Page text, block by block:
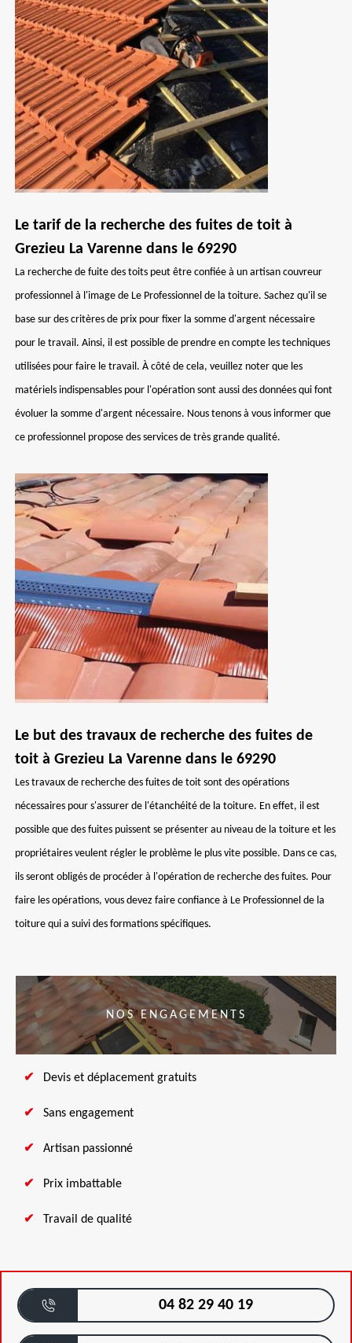
Le tarif de la recherche des fuites de toit à
Grezieu La Varenne dans le 69290
La recherche de fuite des toits peut être confiée à un artisan couvreur
professionnel à l'image de Le Professionnel de la toiture. Sachez qu'il se
base sur des critères de prix pour fixer la somme d'argent nécessaire
pour le travail. Ainsi, il est possible de prendre en compte les techniques
utilisées pour faire le travail. À côté de cela, veuillez noter que les
matériels indispensables pour l'opération sont aussi des données qui font
évoluer la somme d'argent nécessaire. Nous tenons à vous informer que
ce professionnel propose des services de très grande qualité.
Le but des travaux de recherche des fuites de
toit à Grezieu La Varenne dans le 69290
Les travaux de recherche des fuites de toit sont des opérations
nécessaires pour s'assurer de l'étanchéité de la toiture. En effet, il est
possible que des fuites puissent se présenter au niveau de la toiture et les
propriétaires veulent régler le problème le plus vite possible. Dans ce cas,
ils seront obligés de procéder à l'opération de recherche des fuites. Pour
faire les opérations, vous devez faire confiance à Le Professionnel de la
toiture qui a suivi des formations spécifiques.
NOS ENGAGEMENTS
Devis et déplacement gratuits
Sans engagement
Artisan passionné
Prix imbattable
Travail de qualité
04 82 29 40 19